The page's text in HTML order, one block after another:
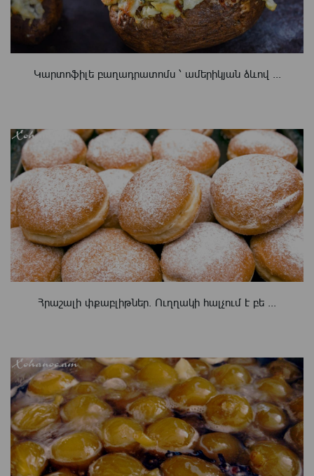
Կարտոֆիլե բաղադրատոմս ՝ ամերիկյան ձևով ...
Հրաշալի փքաբլիթներ. Ուղղակի հալչում է բե ...